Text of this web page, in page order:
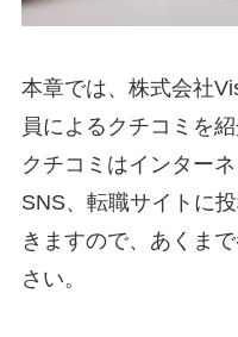
本章では、株式会社
員によるクチコミを
クチコミはインター
SNS、転職サイトに
きますので、あくま
さい。